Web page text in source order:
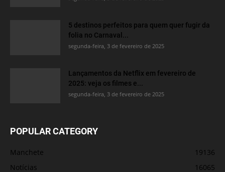
5 destinos perfeitos para quem quer fugir da
folia no Carnaval...
segunda-feira, 3 de fevereiro de 2025
Lançamentos da Netflix em fevereiro de
2025: veja os filmes e...
segunda-feira, 3 de fevereiro de 2025
POPULAR CATEGORY
Manchete
19136
Notícias
16065